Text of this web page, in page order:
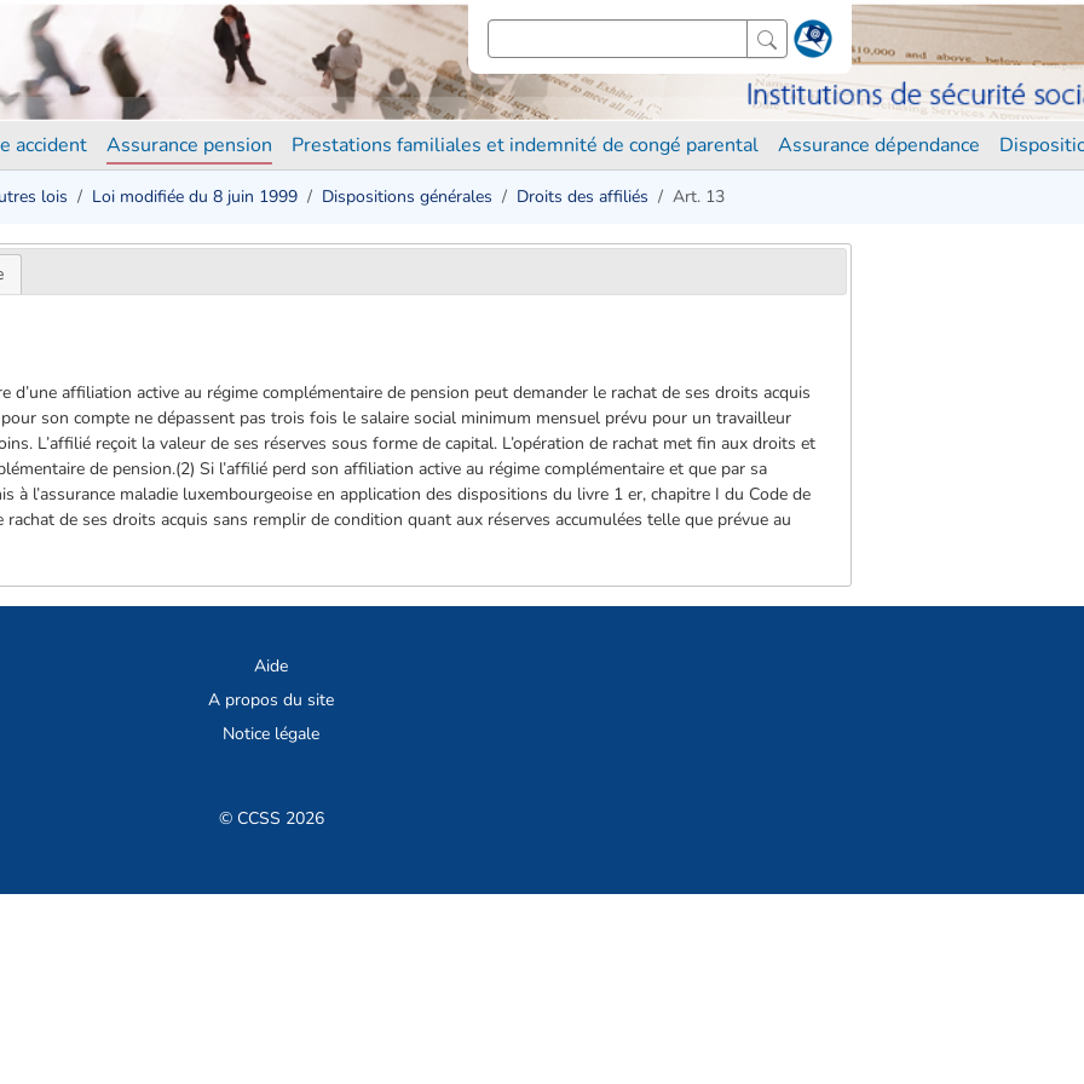
accident Assurance pension Prestations familiales et indemnité de congé parental Assurance dépendance
lois Loi modifiée du 8 juin 1999 Dispositions générales Droits des affiliés Art. 13
d’une affiliation active au régime complémentaire de pension peut demander le rachat de ses droits acquis
son compte ne dépassent pas trois fois le salaire social minimum mensuel prévu pour un travailleur
L’affilié reçoit la valeur de ses réserves sous forme de capital. L’opération de rachat met fin aux droits et
de pension.(2) Si l’affilié perd son affiliation active au régime complémentaire et que par sa
à l’assurance maladie luxembourgeoise en application des dispositions du livre 1 er, chapitre I du Code de
de ses droits acquis sans remplir de condition quant aux réserves accumulées telle que prévue au
Aide
A propos du site
Notice légale
© CCSS 2026